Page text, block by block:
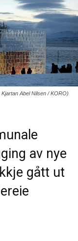
Abel Nilsen / KORO)
av nye
gått ut